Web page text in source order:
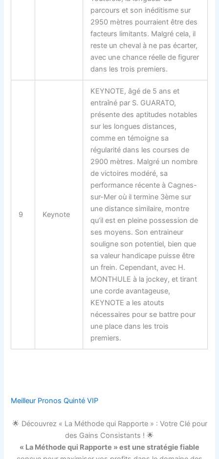
parcours et son inéditisme sur
2950 mètres pourraient être des
facteurs limitants. Malgré cela, il
reste un cheval à ne pas écarter,
avec une chance réelle de figurer
dans les trois premiers.
9 Keynote
KEYNOTE, âgé de 5 ans et
entraîné par S. GUARATO,
présente des aptitudes notables
sur les longues distances,
comme en témoigne sa
régularité dans les courses de
2900 mètres. Malgré un nombre
de victoires modéré, sa
performance récente à Cagnes-
sur-Mer où il termine 3ème sur
une distance similaire, montre
qu’il est en pleine possession de
ses moyens. Son entraineur
souligne son potentiel, bien que
sa valeur handicape puisse être
un frein. Cependant, avec H.
MONTHULE à la jockey, et tirant
une corde avantageuse,
KEYNOTE a les atouts
nécessaires pour se battre pour
une place dans les trois
premiers.
Meilleur Pronos Quinté VIP
🌟 Découvrez « La Méthode qui Rapporte » : Votre Clé pour
des Gains Consistants ! 🌟
« La Méthode qui Rapporte » est une stratégie fiable